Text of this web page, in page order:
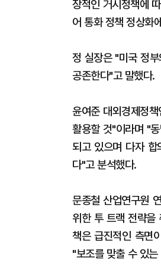
장적인 거시정책에
어 통화 정책 정상화
정 실장은 "미국 정
공존한다"고 말했다.
윤여준 대외경제정
활용할 것"이라며 "
되고 있으며 다자
다"고 분석했다.
문종철 산업연구원
위한 투 트랙 전략을
책은 급진적인 측면
"보조를 맞출 수 있